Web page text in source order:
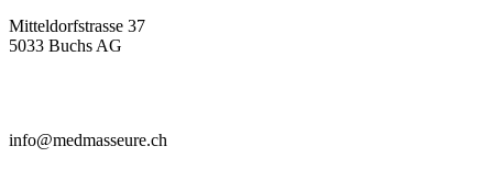
Mitteldorfstrasse 37
5033 Buchs AG
info@medmasseure.ch